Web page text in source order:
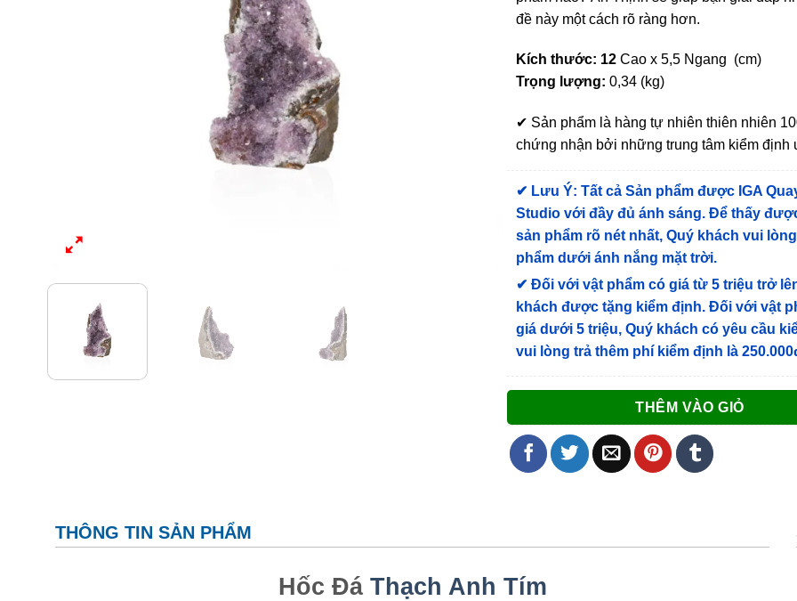
đề này một cách rõ ràng hơn.
Kích thước: 12Cao x 5,5 Ngang (cm)
Trọng lượng: 0,34 (kg)
✔ Sản phẩm là hàng tự nhiên thiên nhiên
chứng nhận bởi những trung tâm kiểm định
✔ Lưu Ý: Tất cả Sản phẩm được IGA
Studio với đầy đủ ánh sáng. Để thấy
sản phẩm rõ nét nhất, Quý khách vui
phẩm dưới ánh nắng mặt trời.
✔Đối với vật phẩm có giá từ 5 triệu trở
khách được tặng kiểm định. Đối với vật
giá dưới 5 triệu, Quý khách có yêu cầu
vui lòng trả thêm phí kiểm định là
THÊM VÀO GIỎ
THÔNG TIN SẢN PHẨM
Hốc Đá Thạch Anh Tím